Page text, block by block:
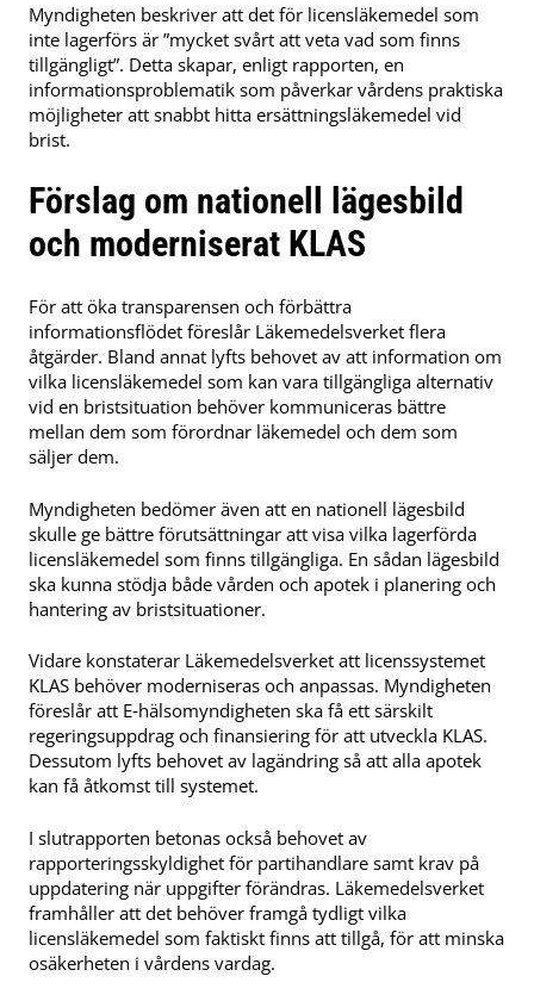
Myndigheten beskriver att det för licensläkemedel som
inte lagerförs är ”mycket svårt att veta vad som finns
tillgängligt”. Detta skapar, enligt rapporten, en
informationsproblematik som påverkar vårdens praktiska
möjligheter att snabbt hitta ersättningsläkemedel vid
brist.
Förslag om nationell lägesbild
och moderniserat KLAS
För att öka transparensen och förbättra
informationsflödet föreslår Läkemedelsverket flera
åtgärder. Bland annat lyfts behovet av att information om
vilka licensläkemedel som kan vara tillgängliga alternativ
vid en bristsituation behöver kommuniceras bättre
mellan dem som förordnar läkemedel och dem som
säljer dem.
Myndigheten bedömer även att en nationell lägesbild
skulle ge bättre förutsättningar att visa vilka lagerförda
licensläkemedel som finns tillgängliga. En sådan lägesbild
ska kunna stödja både vården och apotek i planering och
hantering av bristsituationer.
Vidare konstaterar Läkemedelsverket att licenssystemet
KLAS behöver moderniseras och anpassas. Myndigheten
föreslår att E‑hälsomyndigheten ska få ett särskilt
regeringsuppdrag och finansiering för att utveckla KLAS.
Dessutom lyfts behovet av lagändring så att alla apotek
kan få åtkomst till systemet.
I slutrapporten betonas också behovet av
rapporteringsskyldighet för partihandlare samt krav på
uppdatering när uppgifter förändras. Läkemedelsverket
framhåller att det behöver framgå tydligt vilka
licensläkemedel som faktiskt finns att tillgå, för att minska
osäkerheten i vårdens vardag.